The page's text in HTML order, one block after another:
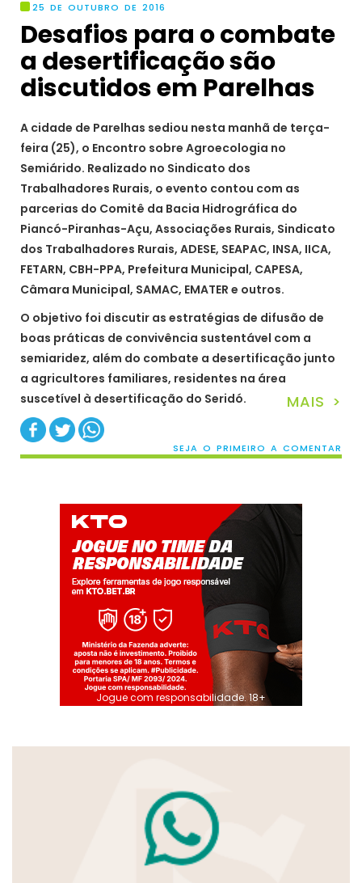
t
i
25 DE OUTUBRO DE 2016
Desafios para o combate
a desertificação são
discutidos em Parelhas
A cidade de Parelhas sediou nesta manhã de terça-
feira (25), o Encontro sobre Agroecologia no
Semiárido. Realizado no Sindicato dos
Trabalhadores Rurais, o evento contou com as
parcerias do Comitê da Bacia Hidrográfica do
Piancó-Piranhas-Açu, Associações Rurais, Sindicato
dos Trabalhadores Rurais, ADESE, SEAPAC, INSA, IICA,
FETARN, CBH-PPA, Prefeitura Municipal, CAPESA,
Câmara Municipal, SAMAC, EMATER e outros.
O objetivo foi discutir as estratégias de difusão de
boas práticas de convivência sustentável com a
semiaridez, além do combate a desertificação junto
a agricultores familiares, residentes na área
suscetível à desertificação do Seridó.
MAIS >
SEJA O PRIMEIRO A COMENTAR
Jogue com responsabilidade. 18+